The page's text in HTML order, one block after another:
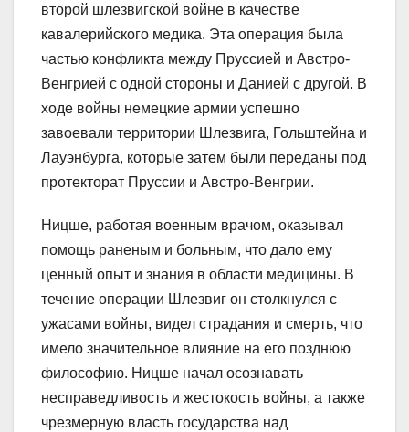
второй шлезвигской войне в качестве
кавалерийского медика. Эта операция была
частью конфликта между Пруссией и Австро-
Венгрией с одной стороны и Данией с другой. В
ходе войны немецкие армии успешно
завоевали территории Шлезвига, Гольштейна и
Лауэнбурга, которые затем были переданы под
протекторат Пруссии и Австро-Венгрии.
Ницше, работая военным врачом, оказывал
помощь раненым и больным, что дало ему
ценный опыт и знания в области медицины. В
течение операции Шлезвиг он столкнулся с
ужасами войны, видел страдания и смерть, что
имело значительное влияние на его позднюю
философию. Ницше начал осознавать
несправедливость и жестокость войны, а также
чрезмерную власть государства над